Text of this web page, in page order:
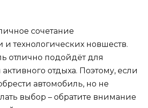
сочетание
и технологических новшеств.
отлично подойдёт для
отдыха. Поэтому, если
автомобиль, но не
выбор – обратите внимание